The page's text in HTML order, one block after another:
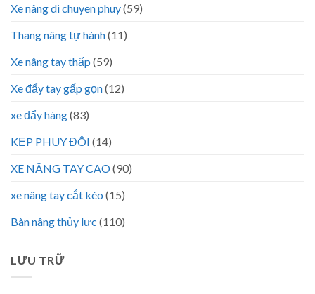
Xe nâng di chuyen phuy(59)
Thang nâng tự hành(11)
Xe nâng tay thấp (59)
Xe đẩy tay gấp gọn(12)
xe đẩy hàng(83)
KẸP PHUY ĐÔI (14)
XE NÂNG TAY CAO(90)
xe nâng tay cắt kéo (15)
Bàn nâng thủy lực (110)
LƯU TRỮ